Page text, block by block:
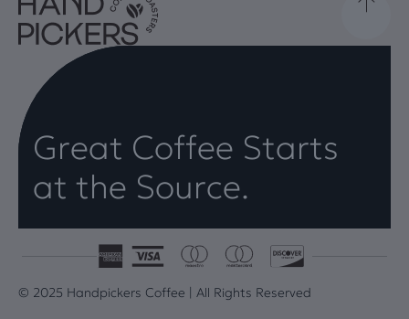
Great Coffee Starts
at the Source.
© 2025 Handpickers Coffee | All Rights Reserved